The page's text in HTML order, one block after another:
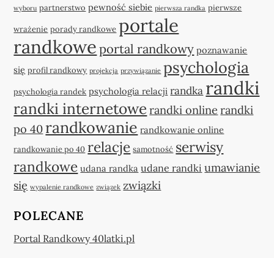
wyboru partnerstwo pewność siebie pierwsza randka pierwsze
wrażenie porady randkowe portale
randkowe portal randkowy poznawanie
się profil randkowy projekcja przywiązanie psychologia
psychologia randek psychologia relacji randka randki
randki internetowe randki online randki
po 40 randkowanie randkowanie online
randkowanie po 40 relacje samotność serwisy
randkowe udana randka udane randki umawianie
się wypalenie randkowe związek związki
POLECANE
Portal Randkowy 40latki.pl